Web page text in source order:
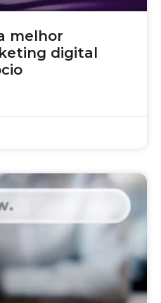
melhor
digital